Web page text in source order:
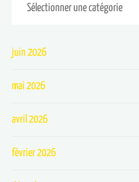
juin 2026
mai 2026
avril 2026
février 2026